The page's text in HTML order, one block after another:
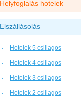
Helyfoglalás hotelek
Elszállásolás
Hotelek 5 csillagos
Hotelek 4 csillagos
Hotelek 3 csillagos
Hotelek 2 csillagos